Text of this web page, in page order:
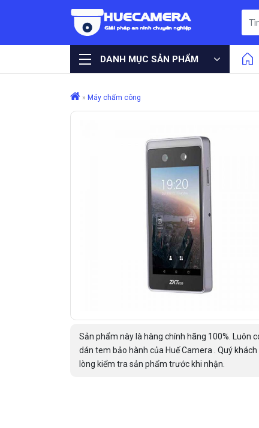
DANH MỤC SẢN PHẨM
» Máy chấm công
Sản phẩm này là hàng chính hãng 100%. Luôn
dán tem bảo hành của Huế Camera . Quý khách
lòng kiểm tra sản phẩm trước khi nhận.